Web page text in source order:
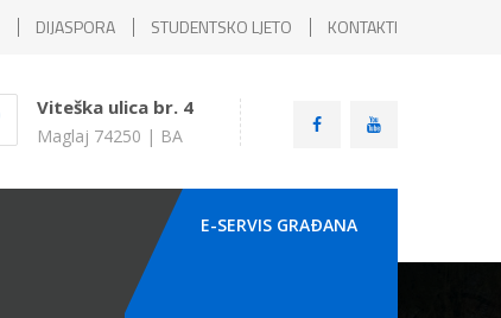
DIJASPORA STUDENTSKO LJETO KONTAKTI
Viteška ulica br. 4
Maglaj 74250 | BA
E-SERVIS GRAÐANA